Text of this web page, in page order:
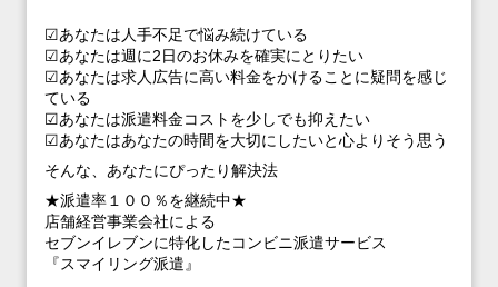
☑あなたは人手不足で悩み続けている
☑あなたは週に2日のお休みを確実にとりたい
☑あなたは求人広告に高い料金をかけることに疑問を感じ
ている
☑あなたは派遣料金コストを少しでも抑えたい
☑あなたはあなたの時間を大切にしたいと心よりそう思う
そんな、あなたにぴったり解決法
★派遣率１００％を継続中★
店舗経営事業会社による
セブンイレブンに特化したコンビニ派遣サービス
『スマイリング派遣』